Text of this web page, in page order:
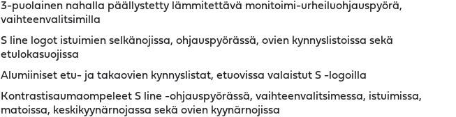
3-puolainen nahalla päällystetty lämmitettävä monitoimi-urheiluohjauspyörä,
vaihteenvalitsimilla
S line logot istuimien selkänojissa, ohjauspyörässä, ovien kynnyslistoissa sekä
etulokasuojissa
Alumiiniset etu- ja takaovien kynnyslistat, etuovissa valaistut S -logoilla
Kontrastisaumaompeleet S line -ohjauspyörässä, vaihteenvalitsimessa, istuimissa,
matoissa, keskikyynärnojassa sekä ovien kyynärnojissa